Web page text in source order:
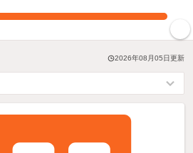
2026年08月05日更新